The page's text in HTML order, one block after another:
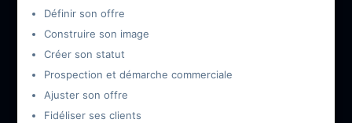
Définir son offre
Construire son image
Créer son statut
Prospection et démarche commerciale
Ajuster son offre
Fidéliser ses clients